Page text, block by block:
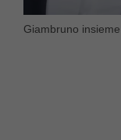
Giambruno